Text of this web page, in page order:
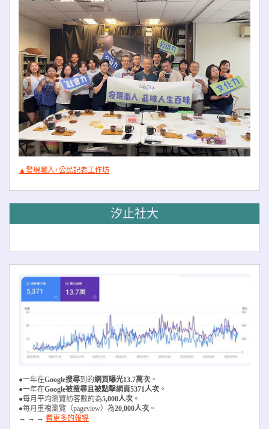
▲發現職人+公民記者工作坊
汐止社大
●一年在Google搜尋到的網頁曝光13.7萬次 。
●一年在Google被搜尋且被點擊網頁5371人次 。
●每月平均瀏覽訪客數約為5,000人次 。
●每月重複瀏覽（pageview）為20,000人次 。
→ → → 看更多的報導